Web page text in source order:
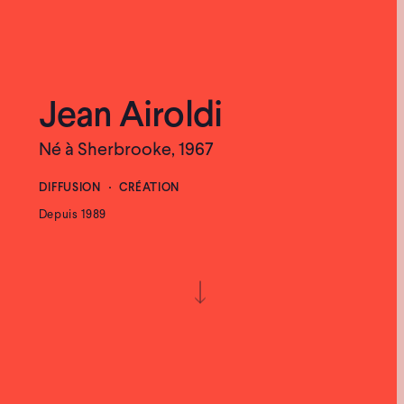
Jean Airoldi
Né à Sherbrooke, 1967
DIFFUSION CRÉATION
Depuis 1989